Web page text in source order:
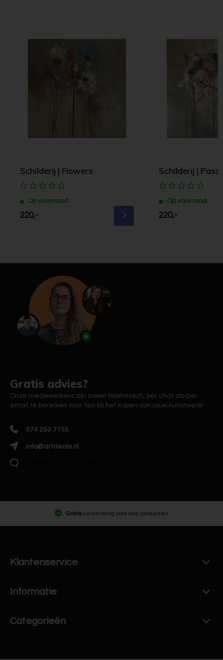
Schilderij | Flowers
Op voorraad
220,-
Schilderij |
Op voorraad
220,-
Gratis advies?
Onze medewerkers zijn zowel telefonisch, per chat als per
email te bereiken voor tips bij het kopen van jouw kunstwerk!
074 250 7155
info@artdeals.nl
Gratis verzending voor alle producten
Klantenservice
Informatie
Categorieën